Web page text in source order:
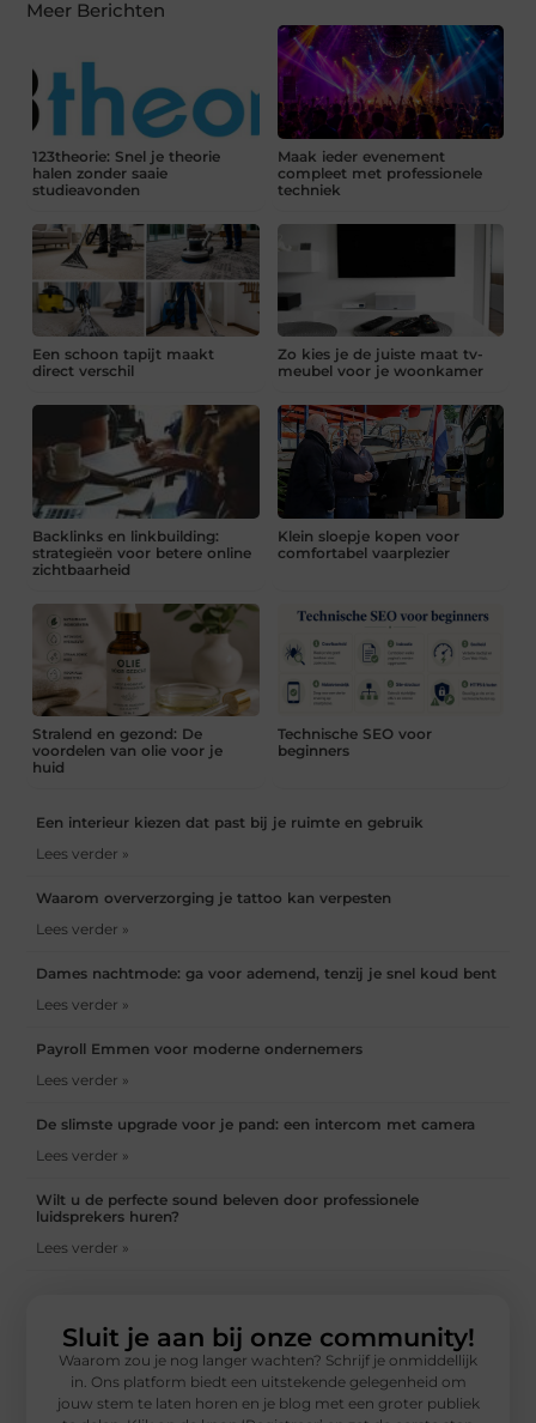
Meer Berichten
123theorie: Snel je theorie
halen zonder saaie
studieavonden
Maak ieder evenement
compleet met professionele
techniek
Een schoon tapijt maakt
direct verschil
Zo kies je de juiste maat tv-
meubel voor je woonkamer
Backlinks en linkbuilding:
strategieën voor betere online
zichtbaarheid
Klein sloepje kopen voor
comfortabel vaarplezier
Stralend en gezond: De
voordelen van olie voor je
huid
Technische SEO voor
beginners
Een interieur kiezen dat past bij je ruimte en gebruik
Lees verder »
Waarom oververzorging je tattoo kan verpesten
Lees verder »
Dames nachtmode: ga voor ademend, tenzij je snel koud bent
Lees verder »
Payroll Emmen voor moderne ondernemers
Lees verder »
De slimste upgrade voor je pand: een intercom met camera
Lees verder »
Wilt u de perfecte sound beleven door professionele
luidsprekers huren?
Lees verder »
Sluit je aan bij onze community!
Waarom zou je nog langer wachten? Schrijf je onmiddellijk
in. Ons platform biedt een uitstekende gelegenheid om
jouw stem te laten horen en je blog met een groter publiek